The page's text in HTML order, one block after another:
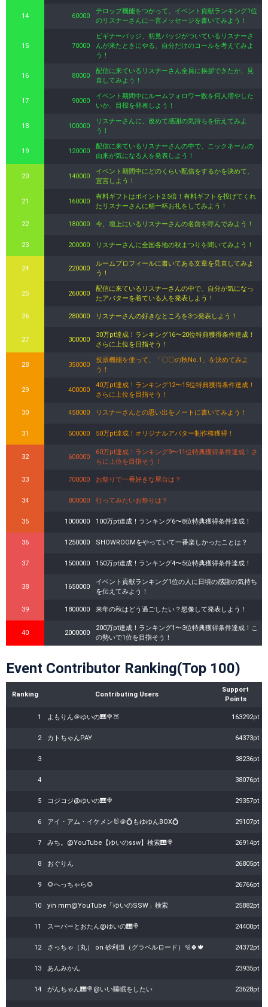
14 60000
テロップ機能をつかって、イベント貢献ランキング1位
のリスナーさんに一言メッセージを書いてみよう！
15 70000
ビギナーバッジ、初見バッジがついているリスナーさ
んが来たときにやる、自分だけのコールを考えてみよ
う！
16 80000
配信に来ているリスナーさん全員に挨拶できたか、見
直してみよう！
17 90000
イベント期間中にルームフォロワー数を何人増やした
いか、目標を発表しよう！
18 100000
リスナーさんに、改めて感謝の気持ちを伝えてみよ
う！
19 120000
配信に来ているリスナーさんの中で、ニックネームの
由来が気になる人を発表しよう！
20 140000
イベント期間中にどのくらい配信をするかを決めて、
宣言しよう！
21 160000
有料ギフトはポイント2.5倍！有料ギフトを投げてくれ
たリスナーさんに精一杯お礼をしてみよう！
22 180000 今、壇上にいるリスナーさんの名前を呼んでみよう！
23 200000 リスナーさんに全国各地の秋まつりを聞いてみよう！
24 220000
ルームプロフィールに書いてある文章を見直してみよ
う！
25 260000
配信に来ているリスナーさんの中で、自分が気になっ
たアバターを着ている人を発表しよう！
26 280000 リスナーさんの好きなところを3つ発表しよう！
27 300000
30万pt達成！ランキング16〜20位特典獲得条件達成！
さらに上位を目指そう！
28 350000
投票機能を使って、「〇〇の秋No.1」を決めてみよ
う！
29 400000
40万pt達成！ランキング12〜15位特典獲得条件達成！
さらに上位を目指そう！
30 450000 リスナーさんとの思い出をノートに書いてみよう！
31 500000 50万pt達成！オリジナルアバター制作権獲得！
32 600000
60万pt達成！ランキング9〜11位特典獲得条件達成！さ
らに上位を目指そう！
33 700000 お祭りで一番好きな屋台は？
34 800000 行ってみたいお祭りは？
35 1000000 100万pt達成！ランキング6〜8位特典獲得条件達成！
36 1250000 SHOWROOMをやっていて一番楽しかったことは？
37 1500000 150万pt達成！ランキング4〜5位特典獲得条件達成！
38 1650000
イベント貢献ランキング1位の人に日頃の感謝の気持ち
を伝えてみよう！
39 1800000 来年の秋はどう過ごしたい？想像して発表しよう！
40 2000000
200万pt達成！ランキング1〜3位特典獲得条件達成！こ
の勢いで1位を目指そう！
Event Contributor Ranking(Top 100)
Ranking Contributing Users
Support
Points
1 よもりん＠ゆいの🎹🍭🍑 163292pt
2 カトちゃんPAY 64373pt
3 38236pt
4 38076pt
5 コジコジ@ゆいの🎹🍭 29357pt
6 アイ・アム・イケメン🐰＠💍もゆゆんBOX💍 29107pt
7 みち。@YouTube【ゆいのssw】検索🎹🍭 26914pt
8 おぐりん 26805pt
9 ‪🌻へっちゃら🌻 26766pt
10 yin mm@YouTube「ゆいのSSW」検索 25882pt
11 スーパーとおたん@ゆいの🎹🍭 24400pt
12 さっちゃ（丸） on 砂利道（グラベルロード）🫧🍀🍁 24372pt
13 あんみかん 23935pt
14 がんちゃん🎹🍭@いい睡眠をしたい 23628pt